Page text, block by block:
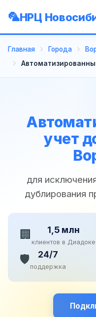
НРЦ
Главная Города
учет
для
дублирования
🏢 1,5 млн
клиентов в Диадоке
🛡️ 24/7
поддержка